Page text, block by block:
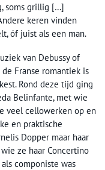
soms grillig […]
keren vinden
óf juist als een man.
van Debussy of
Franse romantiek is
Rond deze tijd ging
Belinfante, met wie
veel cellowerken op en
en praktische
Dopper maar haar
ze haar Concertino
componiste was